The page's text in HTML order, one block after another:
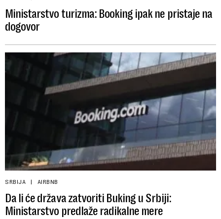
Ministarstvo turizma: Booking ipak ne pristaje na
dogovor
SRBIJA AIRBNB
Da li će država zatvoriti Buking u Srbiji:
Ministarstvo predlaže radikalne mere